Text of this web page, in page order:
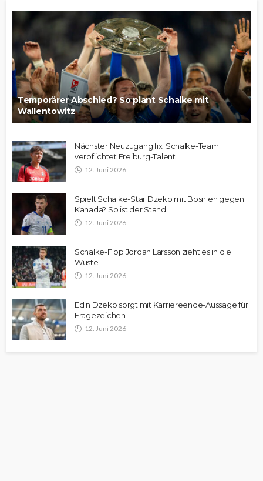
Temporärer Abschied? So plant Schalke mit
Wallentowitz
Nächster Neuzugang fix: Schalke-Team
verpflichtet Freiburg-Talent
12. Juni 2026
Spielt Schalke-Star Dzeko mit Bosnien gegen
Kanada? So ist der Stand
12. Juni 2026
Schalke-Flop Jordan Larsson zieht es in die
Wüste
12. Juni 2026
Edin Dzeko sorgt mit Karriereende-Aussage für
Fragezeichen
12. Juni 2026